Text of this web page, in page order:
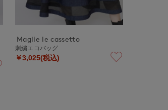
Maglie le cassetto
刺繍エコバッグ
￥3,025(税込)